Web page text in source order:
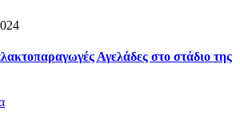
Αγελάδες στο στάδιο της